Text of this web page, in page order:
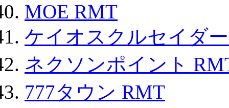
MOE RMT
ケイオスクルセイダ
ネクソンポイント
777タウン RMT